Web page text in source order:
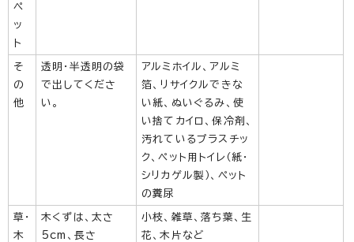
ペ
ッ
ト
そ
の
他
透明・半透明の袋
で出してくださ
い。
アルミホイル、アルミ
箔、リサイクルできな
い紙、ぬいぐるみ、使
い捨てカイロ、保冷剤、
汚れているプラスチッ
ク、ペット用トイレ（紙・
シリカゲル製）、ペット
の糞尿
草・
木
木くずは、太さ
5cm、長さ
小枝、雑草、落ち葉、生
花、木片など